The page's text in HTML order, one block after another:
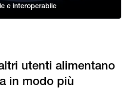
e interoperabile
utenti alimentano
in modo più